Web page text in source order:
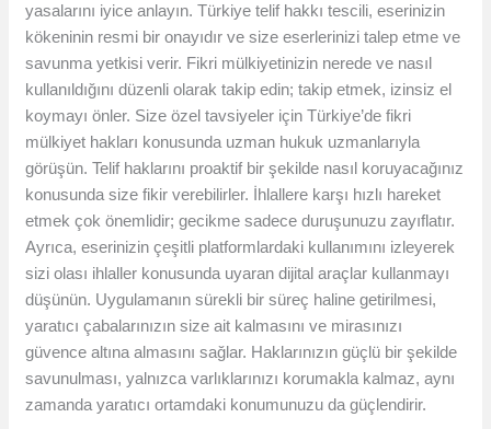
yasalarını iyice anlayın. Türkiye telif hakkı tescili, eserinizin
kökeninin resmi bir onayıdır ve size eserlerinizi talep etme ve
savunma yetkisi verir. Fikri mülkiyetinizin nerede ve nasıl
kullanıldığını düzenli olarak takip edin; takip etmek, izinsiz el
koymayı önler. Size özel tavsiyeler için Türkiye’de fikri
mülkiyet hakları konusunda uzman hukuk uzmanlarıyla
görüşün. Telif haklarını proaktif bir şekilde nasıl koruyacağınız
konusunda size fikir verebilirler. İhlallere karşı hızlı hareket
etmek çok önemlidir; gecikme sadece duruşunuzu zayıflatır.
Ayrıca, eserinizin çeşitli platformlardaki kullanımını izleyerek
sizi olası ihlaller konusunda uyaran dijital araçlar kullanmayı
düşünün. Uygulamanın sürekli bir süreç haline getirilmesi,
yaratıcı çabalarınızın size ait kalmasını ve mirasınızı
güvence altına almasını sağlar. Haklarınızın güçlü bir şekilde
savunulması, yalnızca varlıklarınızı korumakla kalmaz, aynı
zamanda yaratıcı ortamdaki konumunuzu da güçlendirir.